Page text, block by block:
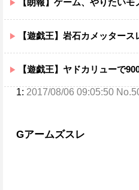
【朗報】ゲーム、やりたいモノを買うの
【遊戯王】岩石カメッタース
【遊戯王】ヤドカリューで
1: 2017/08/06 09:05:50
Gアームズスレ